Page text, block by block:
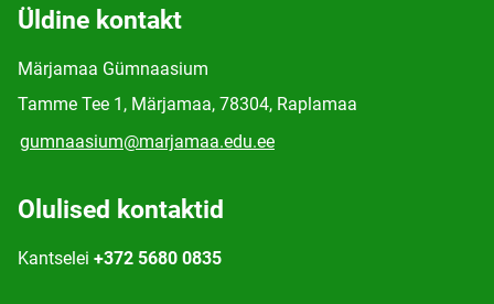
Üldine kontakt
Märjamaa Gümnaasium
Tamme Tee 1, Märjamaa, 78304, Raplamaa
gumnaasium@marjamaa.edu.ee
Olulised kontaktid
Kantselei +372 5680 0835